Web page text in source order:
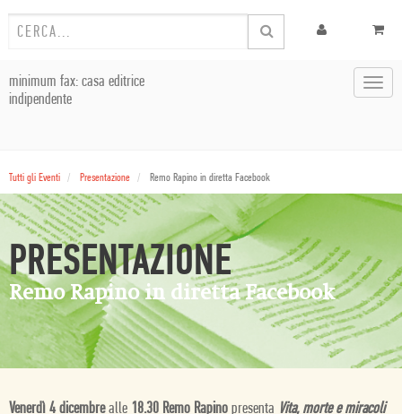
minimum fax: casa editrice
indipendente
Tutti gli Eventi Presentazione Remo Rapino in diretta Facebook
PRESENTAZIONE
Remo Rapino in diretta Facebook
Venerdì 4 dicembrealle 18.30 Remo Rapino presenta Vita, morte e miracoli